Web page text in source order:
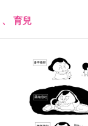
、 育兒